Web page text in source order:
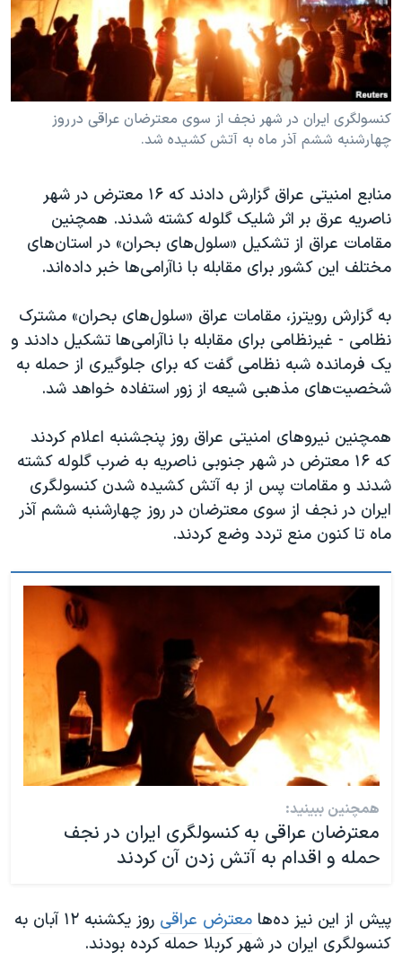
فرهنگ و زندگی
حقوق شهروندی
اقتصادی
علم و فناوری
اسرائیل در جنگ
آرشیو پخش زنده
مستندها
انتخابات ریاست جمهوری آمریکا ۲۰۲۴
حمله جمهوری اسلامی به اسرائیل
رمز مهسا
ورزش زنان در ایران
مجموعه مستندهای دادخواهی
تریبونال مردمی آبان ۹۸
دادگاه حمید نوری
چهل سال گروگان‌گیری
قانون شفافیت دارائی کادر رهبری ایران
اعتراضات مردمی آبان ۹۸
نرگس محمدی برنده جایزه نوبل صلح
همایش محافظه‌کاران آمریکا «سی‌پک»
صفحه‌های ویژه
سفر پرزیدنت ترامپ به چین
دنبال کنید
زبانهای مختلف
کنسولگری ایران در شهر نجف از سوی معترضان عراقی در روز
چهارشنبه ششم آذر ماه به آتش کشیده شد.
منابع امنیتی عراق گزارش دادند که ۱۶ معترض در شهر
ناصریه عرق بر اثر شلیک گلوله کشته شدند. همچنین
مقامات عراق از تشکیل «سلول‌های بحران» در استان‌های
مختلف این کشور برای مقابله با ناآرامی‌ها خبر داده‌اند.
به گزارش رویترز، مقامات عراق «سلول‌های بحران» مشترک
نظامی - غیرنظامی برای مقابله با ناآرامی‌ها تشکیل دادند و
یک فرمانده شبه نظامی گفت که برای جلوگیری از حمله به
شخصیت‌های مذهبی شیعه از زور استفاده خواهد شد.
همچنین نیروهای امنیتی عراق روز پنجشنبه اعلام کردند
که ۱۶ معترض در شهر جنوبی ناصریه به ضرب گلوله کشته
شدند و مقامات پس از به آتش کشیده شدن کنسولگری
ایران در نجف از سوی معترضان در روز چهارشنبه ششم آذر
ماه تا کنون منع تردد وضع کردند.
همچنین ببینید:
معترضان عراقی به کنسولگری ایران در نجف
حمله و اقدام به آتش زدن آن کردند
پیش از این نیز ده‌ها معترض عراقی
روز یکشنبه ۱۲ آبان به
کنسولگری ایران در شهر کربلا حمله کرده بودند.